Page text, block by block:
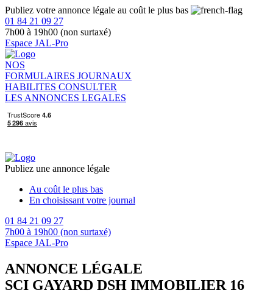
Publiez votre annonce légale au coût le plus bas
01 84 21 09 27
7h00 à 19h00 (non surtaxé)
Espace JAL-Pro
NOS
FORMULAIRES JOURNAUX
HABILITES CONSULTER
LES ANNONCES LEGALES
Publiez une annonce légale
Au coût le plus bas
En choisissant votre journal
01 84 21 09 27
7h00 à 19h00 (non surtaxé)
Espace JAL-Pro
ANNONCE LÉGALE
SCI GAYARD DSH IMMOBILIER 16